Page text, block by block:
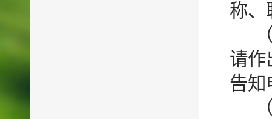
称、
请作
告知